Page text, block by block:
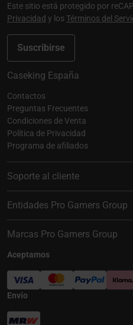
Suscribirse
Este sitio está protegido por
Privacidad y losTérminos del
Caseking España
Contactos
Preguntas Frecuentes
Condiciones de Venta
Política de Privacidad
Programa de afiliados
Soporte al cliente
Entidades Pro Gamers Group
Marcas Pro Gamers Group
Aceptamos
Envío